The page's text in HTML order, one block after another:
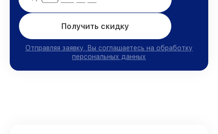
Получить скидку
Отправляя заявку, Вы соглашаетесь на обработку
персональных данных